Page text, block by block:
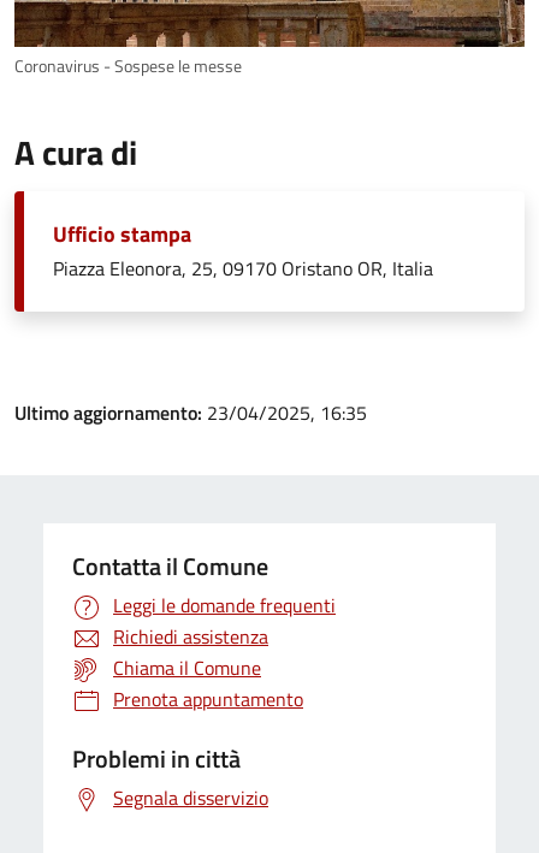
Coronavirus - Sospese le messe
A cura di
Ufficio stampa
Piazza Eleonora, 25, 09170 Oristano OR, Italia
Ultimo aggiornamento: 23/04/2025, 16:35
Contatta il Comune
Leggi le domande frequenti
Richiedi assistenza
Chiama il Comune
Prenota appuntamento
Problemi in città
Segnala disservizio